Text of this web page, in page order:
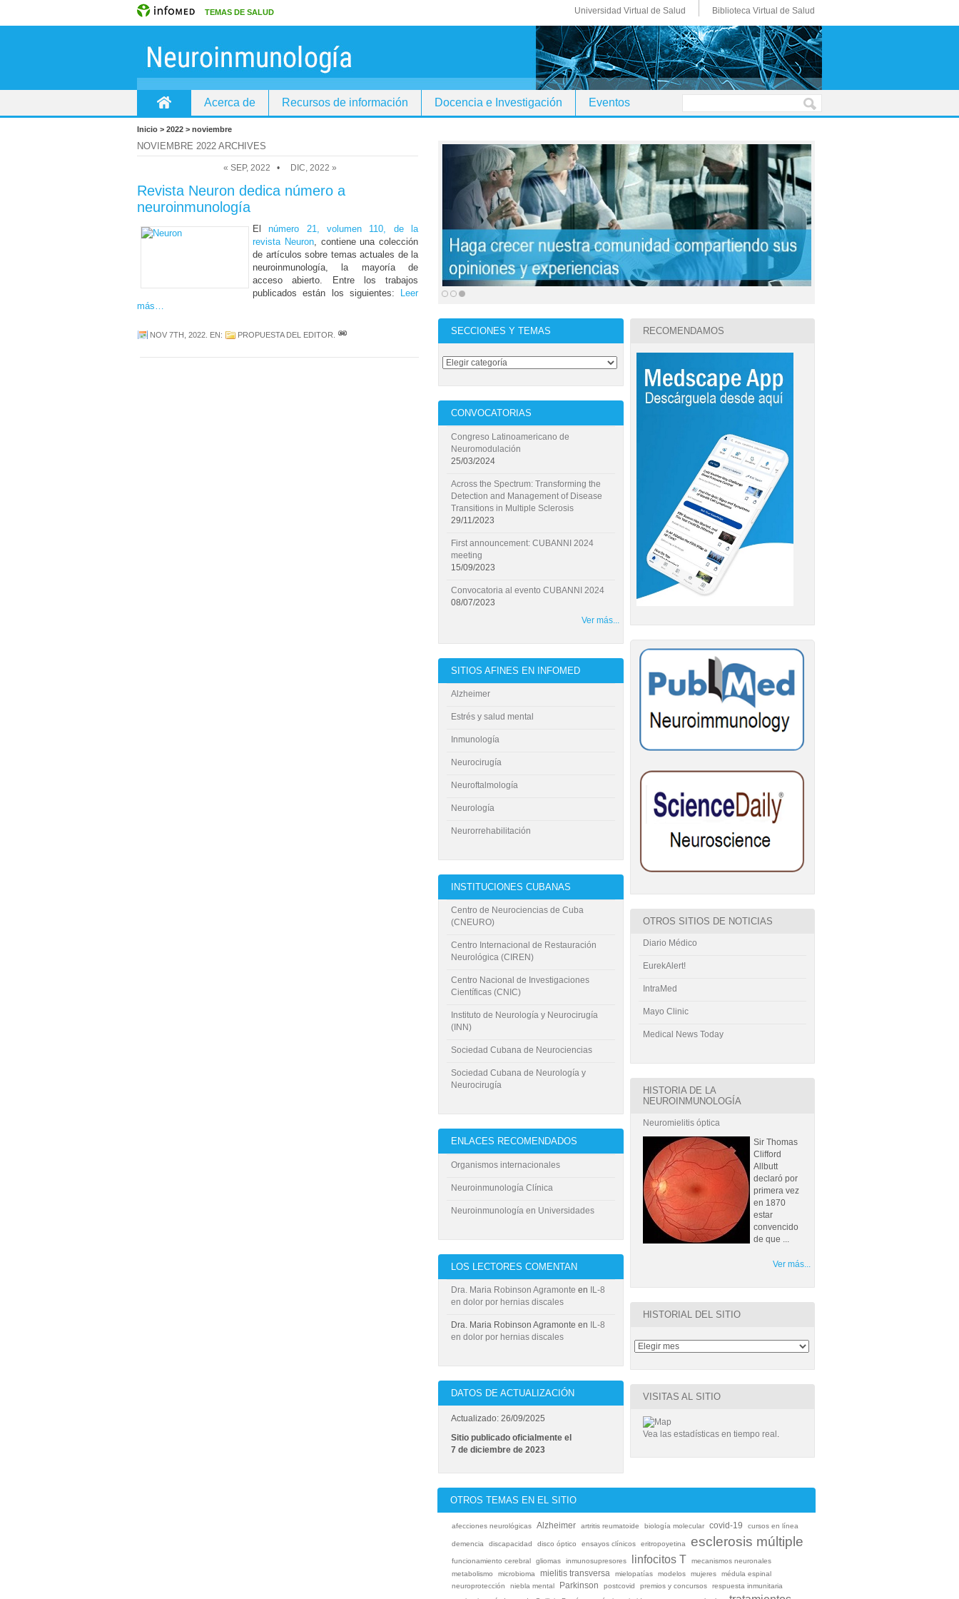
TEMAS DE SALUD Universidad Virtual de Salud Biblioteca Virtual de Salud
Acerca de Recursos de información Docencia e Investigación Eventos
Inicio > 2022 > noviembre
NOVIEMBRE 2022 ARCHIVES
« SEP, 2022 • DIC, 2022 »
Revista Neuron dedica número a
neuroinmunología
Elnúmero 21, volumen 110, de la
revista Neuron, contiene una colección
de artículos sobre temas actuales de la
neuroinmunología, la mayoría de
acceso abierto. Entre los trabajos
publicados están los siguientes:
Leer
más…
NOV 7TH, 2022 . EN: PROPUESTA DEL EDITOR SECCIONES Y TEMAS
CONVOCATORIAS
Congreso Latinoamericano de
Neuromodulación
25/03/2024
Across the Spectrum: Transforming the
Detection and Management of Disease
Transitions in Multiple Sclerosis
29/11/2023
First announcement: CUBANNI 2024
meeting
15/09/2023
Convocatoria al evento CUBANNI 2024
08/07/2023
Ver más...
SITIOS AFINES EN INFOMED
Alzheimer
Estrés y salud mental
Inmunología
Neurocirugía
Neuroftalmología
Neurología
Neurorrehabilitación
INSTITUCIONES CUBANAS
Centro de Neurociencias de Cuba
(CNEURO)
Centro Internacional de Restauración
Neurológica (CIREN)
Centro Nacional de Investigaciones
Científicas (CNIC)
Instituto de Neurología y Neurocirugía
(INN)
Sociedad Cubana de Neurociencias
Sociedad Cubana de Neurología y
Neurocirugía
ENLACES RECOMENDADOS
Organismos internacionales
Neuroinmunología Clínica
Neuroinmunología en Universidades
LOS LECTORES COMENTAN
Dra. Maria Robinson Agramonte en
IL-8
en dolor por hernias discales
Dra. Maria Robinson Agramonte en
IL-8
en dolor por hernias discales
DATOS DE ACTUALIZACIÓN
Actualizado: 26/09/2025
Sitio publicado oficialmente el
7 de diciembre de 2023
RECOMENDAMOS
OTROS SITIOS DE NOTICIAS
Diario Médico
EurekAlert!
IntraMed
Mayo Clinic
Medical News Today
HISTORIA DE LA
NEUROINMUNOLOGÍA
Neuromielitis óptica
Sir Thomas
Clifford
Allbutt
declaró por
primera vez
en 1870
estar
convencido
de que ...
Ver más...
HISTORIAL DEL SITIO
VISITAS AL SITIO
Vea las estadísticas en tiempo real .
OTROS TEMAS EN EL SITIO
afecciones neurológicas Alzheimer artritis reumatoide biología molecular covid-19 cursos en línea
demencia discapacidad disco óptico ensayos clínicos eritropoyetina esclerosis múltiple
funcionamiento cerebral gliomas inmunosupresores linfocitos T
mecanismos neuronales
metabolismo
microbioma mielitis transversa mielopatías modelos mujeres
médula espinal
neuroprotección
niebla mental Parkinson postcovid premios y concursos
respuesta inmunitaria